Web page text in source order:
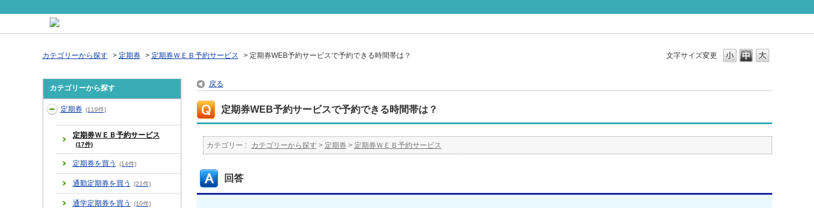
文字サイズ変更
カテゴリーから探す > 定期券 > 定期券ＷＥＢ予約サービス > 定期券WEB予約サービスで予約できる時間帯は？
カテゴリーから探す
定期券 (119件)
定期券ＷＥＢ予約サービス
(17件)
定期券を買う (14件)
通勤定期券を買う (21件)
通学定期券を買う (10件)
戻る
定期券WEB予約サービスで予約できる時間帯は？
カテゴリー : カテゴリーから探す > 定期券 > 定期券ＷＥＢ予約サービス
回答